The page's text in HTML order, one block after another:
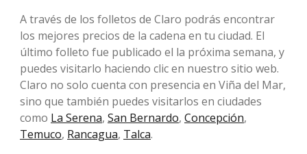
A través de los folletos de Claro podrás encontrar
los mejores precios de la cadena en tu ciudad. El
último folleto fue publicado el la próxima semana, y
puedes visitarlo haciendo clic en nuestro sitio web.
Claro no solo cuenta con presencia en Viña del Mar,
sino que también puedes visitarlos en ciudades
como La Serena, San Bernardo, Concepción,
Temuco, Rancagua, Talca.